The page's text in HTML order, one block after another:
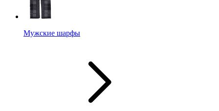
Мужские шарфы